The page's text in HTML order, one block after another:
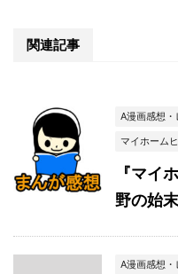
関連記事
A漫画感想・
マイホーム
『マイ
野の始
A漫画感想・